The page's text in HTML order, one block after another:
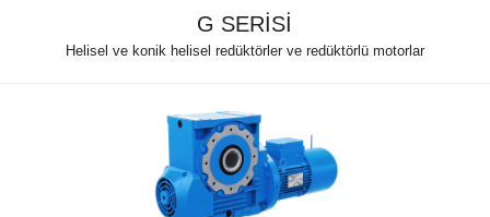
G SERİSİ
Helisel ve konik helisel redüktörler ve redüktörlü motorlar